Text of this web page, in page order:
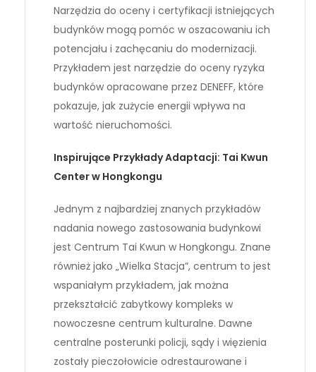
Narzędzia do oceny i certyfikacji istniejących
budynków mogą pomóc w oszacowaniu ich
potencjału i zachęcaniu do modernizacji.
Przykładem jest narzędzie do oceny ryzyka
budynków opracowane przez DENEFF, które
pokazuje, jak zużycie energii wpływa na
wartość nieruchomości.
Inspirujące Przykłady Adaptacji: Tai Kwun
Center w Hongkongu
Jednym z najbardziej znanych przykładów
nadania nowego zastosowania budynkowi
jest Centrum Tai Kwun w Hongkongu. Znane
również jako „Wielka Stacja”, centrum to jest
wspaniałym przykładem, jak można
przekształcić zabytkowy kompleks w
nowoczesne centrum kulturalne. Dawne
centralne posterunki policji, sądy i więzienia
zostały pieczołowicie odrestaurowane i